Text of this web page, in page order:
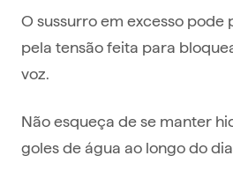
O sussurro em excesso
pela tensão feita para
voz.
Não esqueça de se manter
goles de água ao longo do